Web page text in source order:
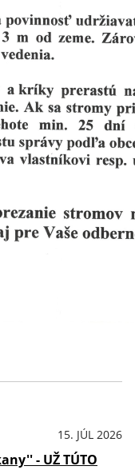
15. JÚL 2026
- UŽ TÚTO